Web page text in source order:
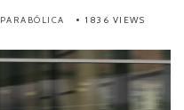
PARABÓLICA 1836 VIEWS